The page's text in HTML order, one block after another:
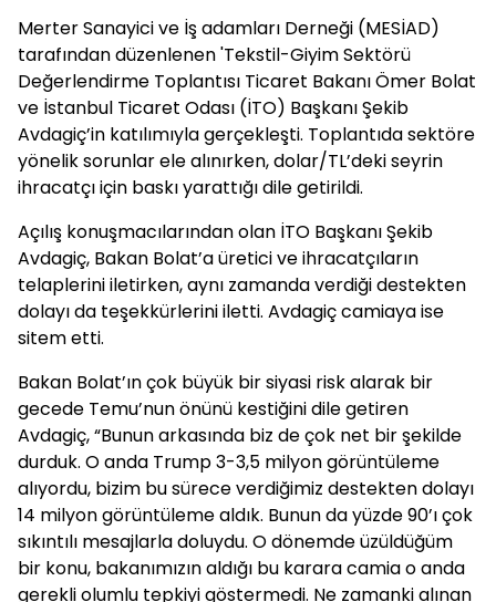
Merter Sanayici ve İş adamları Derneği (MESİAD)
tarafından düzenlenen 'Tekstil-Giyim Sektörü
Değerlendirme Toplantısı Ticaret Bakanı Ömer Bolat
ve İstanbul Ticaret Odası (İTO) Başkanı Şekib
Avdagiç’in katılımıyla gerçekleşti. Toplantıda sektöre
yönelik sorunlar ele alınırken, dolar/TL’deki seyrin
ihracatçı için baskı yarattığı dile getirildi.
Açılış konuşmacılarından olan İTO Başkanı Şekib
Avdagiç, Bakan Bolat’a üretici ve ihracatçıların
telaplerini iletirken, aynı zamanda verdiği destekten
dolayı da teşekkürlerini iletti. Avdagiç camiaya ise
sitem etti.
Bakan Bolat’ın çok büyük bir siyasi risk alarak bir
gecede Temu’nun önünü kestiğini dile getiren
Avdagiç, “Bunun arkasında biz de çok net bir şekilde
durduk. O anda Trump 3-3,5 milyon görüntüleme
alıyordu, bizim bu sürece verdiğimiz destekten dolayı
14 milyon görüntüleme aldık. Bunun da yüzde 90’ı çok
sıkıntılı mesajlarla doluydu. O dönemde üzüldüğüm
bir konu, bakanımızın aldığı bu karara camia o anda
gerekli olumlu tepkiyi göstermedi. Ne zamanki alınan